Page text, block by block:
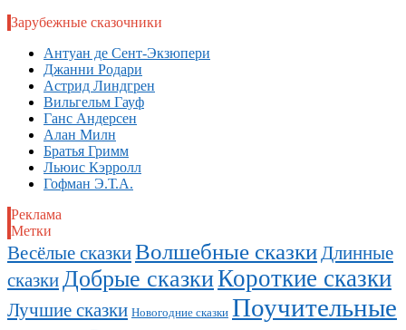
Зарубежные сказочники
Антуан де Сент-Экзюпери
Джанни Родари
Астрид Линдгрен
Вильгельм Гауф
Ганс Андерсен
Алан Милн
Братья Гримм
Льюис Кэрролл
Гофман Э.Т.А.
Реклама
Метки
Весёлые сказкиВолшебные сказкиДлинные
сказкиДобрые сказкиКороткие сказки
Лучшие сказки Новогодние сказки Поучительные